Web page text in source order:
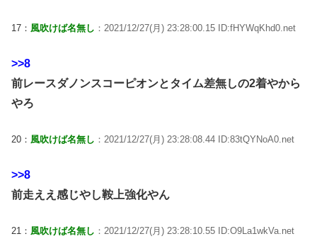
17： 風吹けば名無し ：2021/12/27(月) 23:28:00.15 ID:fHYWqKhd0.net
>>8
前レースダノンスコーピオンとタイム差無しの2着やから
やろ
20： 風吹けば名無し ：2021/12/27(月) 23:28:08.44 ID:83tQYNoA0.net
>>8
前走ええ感じやし鞍上強化やん
21： 風吹けば名無し ：2021/12/27(月) 23:28:10.55 ID:O9La1wkVa.net